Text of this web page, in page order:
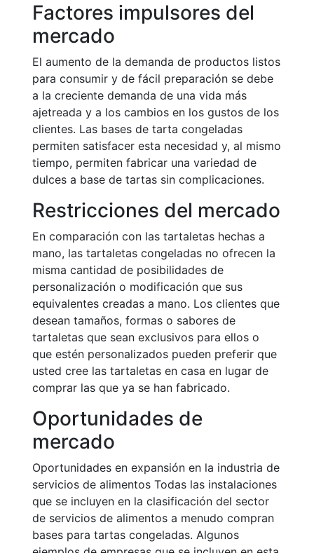
Factores impulsores del
mercado
El aumento de la demanda de productos listos
para consumir y de fácil preparación se debe
a la creciente demanda de una vida más
ajetreada y a los cambios en los gustos de los
clientes. Las bases de tarta congeladas
permiten satisfacer esta necesidad y, al mismo
tiempo, permiten fabricar una variedad de
dulces a base de tartas sin complicaciones.
Restricciones del mercado
En comparación con las tartaletas hechas a
mano, las tartaletas congeladas no ofrecen la
misma cantidad de posibilidades de
personalización o modificación que sus
equivalentes creadas a mano. Los clientes que
desean tamaños, formas o sabores de
tartaletas que sean exclusivos para ellos o
que estén personalizados pueden preferir que
usted cree las tartaletas en casa en lugar de
comprar las que ya se han fabricado.
Oportunidades de
mercado
Oportunidades en expansión en la industria de
servicios de alimentos Todas las instalaciones
que se incluyen en la clasificación del sector
de servicios de alimentos a menudo compran
bases para tartas congeladas. Algunos